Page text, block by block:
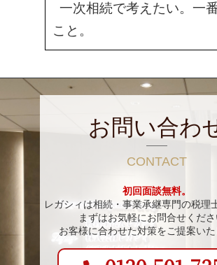
一次相続で考えたい。一
こと。
お問い合わ
CONTACT
初回面談無料。
レガシィは相続・事業承継専門の税理
まずはお気軽にお問合せくださ
お客様に合わせた対策をご提案いた